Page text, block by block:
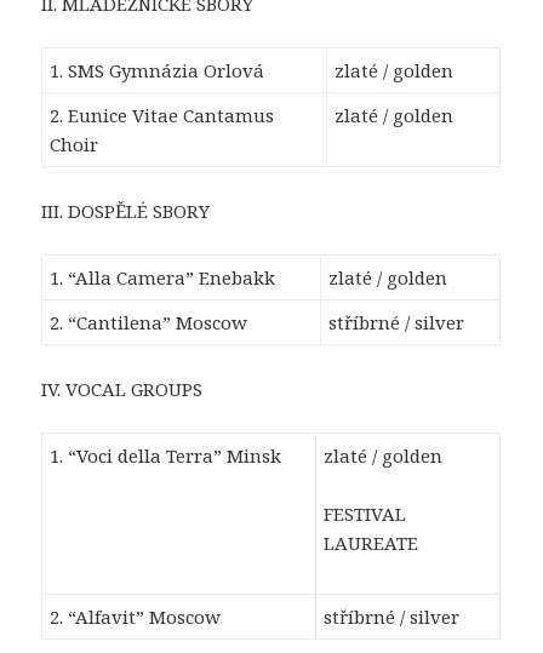
1. SMS Gymnázia Orlová
zlaté / golden
2. Eunice Vitae Cantamus
Choir
zlaté / golden
III. DOSPĚLÉ SBORY
1. “Alla Camera” Enebakk
zlaté / golden
2. “Cantilena” Moscow
stříbrné / silver
IV. VOCAL GROUPS
1. “Voci della Terra” Minsk zlaté / golden
FESTIVAL
LAUREATE
2. “Alfavit” Moscow stříbrné / silver